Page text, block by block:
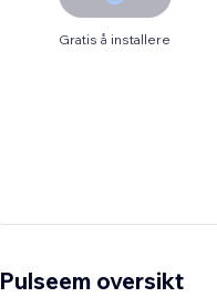
Gratis å installere
Pulseem oversikt